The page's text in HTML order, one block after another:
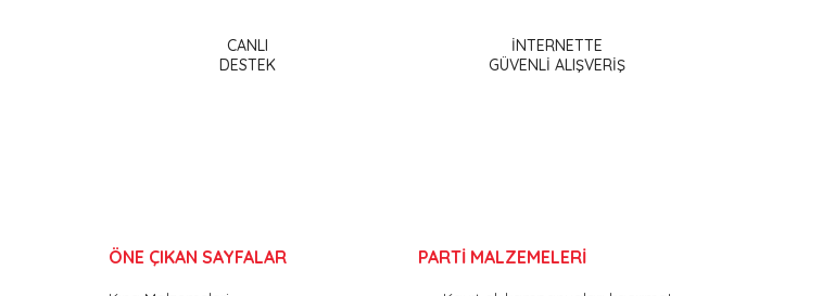
CANLI
DESTEK
İNTERNETTE
GÜVENLİ ALIŞVERİŞ
ÖNE ÇIKAN SAYFALAR PARTİ MALZEMELERİ